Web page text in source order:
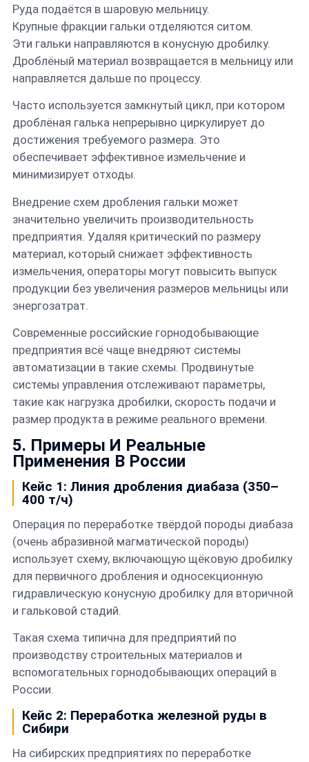
Руда подаётся в шаровую мельницу.
Крупные фракции гальки отделяются ситом.
Эти гальки направляются в конусную дробилку.
Дроблёный материал возвращается в мельницу или
направляется дальше по процессу.
Часто используется замкнутый цикл, при котором
дроблёная галька непрерывно циркулирует до
достижения требуемого размера. Это
обеспечивает эффективное измельчение и
минимизирует отходы.
Внедрение схем дробления гальки может
значительно увеличить производительность
предприятия. Удаляя критический по размеру
материал, который снижает эффективность
измельчения, операторы могут повысить выпуск
продукции без увеличения размеров мельницы или
энергозатрат.
Современные российские горнодобывающие
предприятия всё чаще внедряют системы
автоматизации в такие схемы. Продвинутые
системы управления отслеживают параметры,
такие как нагрузка дробилки, скорость подачи и
размер продукта в режиме реального времени.
5. Примеры И Реальные
Применения В России
Кейс 1: Линия дробления диабаза (350–
400 т/ч)
Операция по переработке твёрдой породы диабаза
(очень абразивной магматической породы)
использует схему, включающую щёковую дробилку
для первичного дробления и односекционную
гидравлическую конусную дробилку для вторичной
и гальковой стадий.
Такая схема типична для предприятий по
производству строительных материалов и
вспомогательных горнодобывающих операций в
России.
Кейс 2: Переработка железной руды в
Сибири
На сибирских предприятиях по переработке